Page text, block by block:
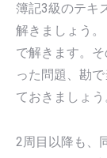
簿記3級のテキ
解きましょう
で解きます。
った問題、勘
ておきましょう
2周目以降も、